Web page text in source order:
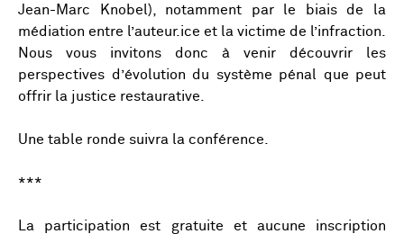
Jean-Marc Knobel), notamment par le biais de la
médiation entre l’auteur.ice et la victime de l’infraction.
Nous vous invitons donc à venir découvrir les
perspectives d’évolution du système pénal que peut
offrir la justice restaurative.
Une table ronde suivra la conférence.
***
La participation est gratuite et aucune inscription